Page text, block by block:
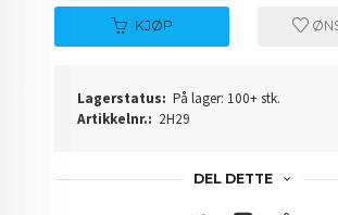
KJØP
Lagerstatus: På lager: 100+ stk.
Artikkelnr.: 2H29
DEL DETTE